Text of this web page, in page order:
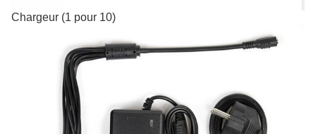
Chargeur (1 pour 10)